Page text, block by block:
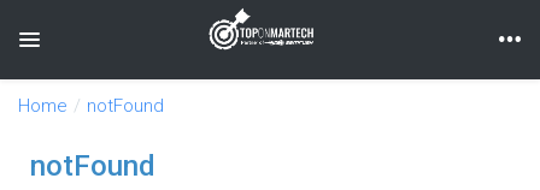
Toggle navigation
Home notFound
notFound